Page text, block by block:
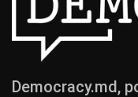
Democracy.md,